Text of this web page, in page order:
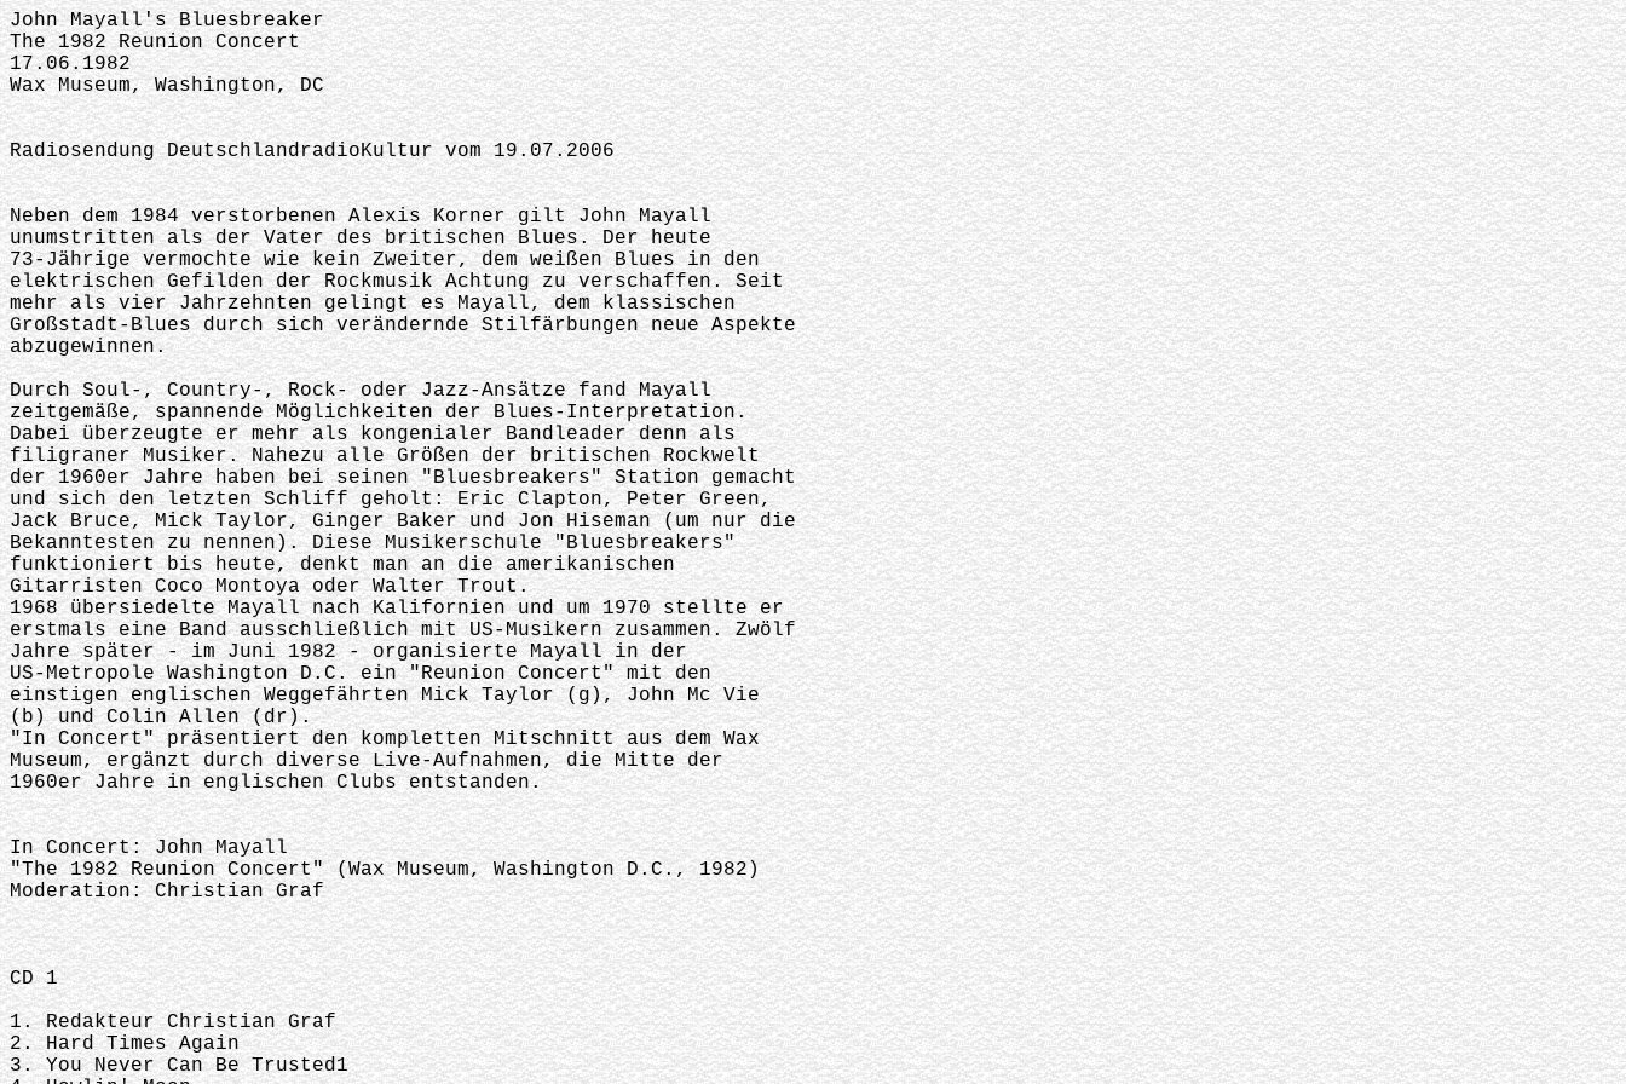
John Mayall's Bluesbreaker
The 1982 Reunion Concert
17.06.1982
Wax Museum, Washington, DC
Radiosendung DeutschlandradioKultur vom 19.07.2006
Neben dem 1984 verstorbenen Alexis Korner gilt John Mayall
unumstritten als der Vater des britischen Blues. Der heute
73-Jährige vermochte wie kein Zweiter, dem weißen Blues in den
elektrischen Gefilden der Rockmusik Achtung zu verschaffen. Seit
mehr als vier Jahrzehnten gelingt es Mayall, dem klassischen
Großstadt-Blues durch sich verändernde Stilfärbungen neue Aspekte
abzugewinnen.
Durch Soul-, Country-, Rock- oder Jazz-Ansätze fand Mayall
zeitgemäße, spannende Möglichkeiten der Blues-Interpretation.
Dabei überzeugte er mehr als kongenialer Bandleader denn als
filigraner Musiker. Nahezu alle Größen der britischen Rockwelt
der 1960er Jahre haben bei seinen "Bluesbreakers" Station gemacht
und sich den letzten Schliff geholt: Eric Clapton, Peter Green,
Jack Bruce, Mick Taylor, Ginger Baker und Jon Hiseman (um nur die
Bekanntesten zu nennen). Diese Musikerschule "Bluesbreakers"
funktioniert bis heute, denkt man an die amerikanischen
Gitarristen Coco Montoya oder Walter Trout.
1968 übersiedelte Mayall nach Kalifornien und um 1970 stellte er
erstmals eine Band ausschließlich mit US-Musikern zusammen. Zwölf
Jahre später - im Juni 1982 - organisierte Mayall in der
US-Metropole Washington D.C. ein "Reunion Concert" mit den
einstigen englischen Weggefährten Mick Taylor (g), John Mc Vie
(b) und Colin Allen (dr).
"In Concert" präsentiert den kompletten Mitschnitt aus dem Wax
Museum, ergänzt durch diverse Live-Aufnahmen, die Mitte der
1960er Jahre in englischen Clubs entstanden.
In Concert: John Mayall
"The 1982 Reunion Concert" (Wax Museum, Washington D.C., 1982)
Moderation: Christian Graf
CD 1
1. Redakteur Christian Graf
2. Hard Times Again
3. You Never Can Be Trusted1